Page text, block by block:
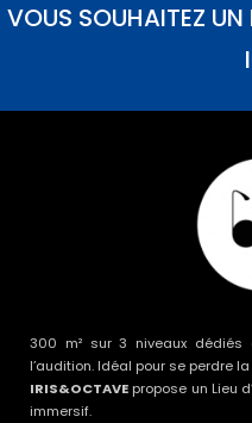
VOUS SOUHAITEZ UN
300 m² sur 3 niveaux
l’audition. Idéal pour se perdre
IRIS&OCTAVE propose un Lieu
immersif.